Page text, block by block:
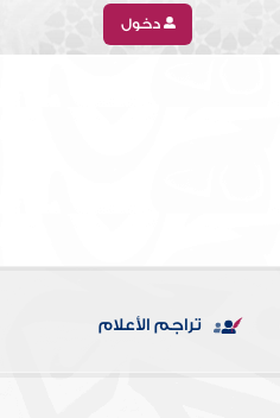
دخول
تراجم الأعلام